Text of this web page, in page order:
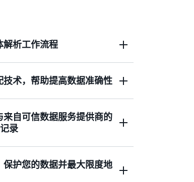
解析工作流程
术，帮助提高数据准确性
置的机器学习和基于规则的技
级匹配，公司可以近乎实时地匹
自可信数据服务提供商的
录
解、触达客户并与客户互动。
护您的数据并最大限度地